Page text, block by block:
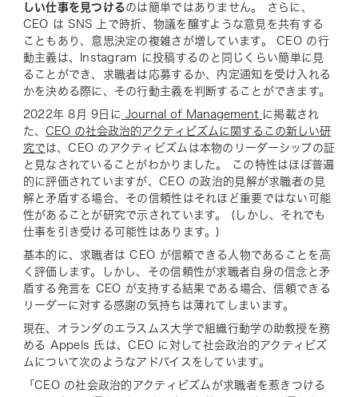
しい仕事を見つけるのは簡単ではありません。 さらに、
CEO は SNS 上で時折、物議を醸すような意見を共有する
こともあり、意思決定の複雑さが増しています。 CEO の行
動主義は、Instagram に投稿するのと同じくらい簡単に見
ることができ、求職者は応募するか、内定通知を受け入れる
かを決める際に、その行動主義を判断することができます。
2022年 8月 9日に Journal of Management に掲載され
た、CEO の社会政治的アクティビズムに関するこの新しい研
究では、CEO のアクティビズムは本物のリーダーシップの証
と見なされていることがわかりました。 この特性はほぼ普遍
的に評価されていますが、CEO の政治的見解が求職者の見
解と矛盾する場合、その信頼性はそれほど重要ではない可能
性があることが研究で示されています。 (しかし、それでも
仕事を引き受ける可能性はあります。)
基本的に、求職者は CEO が信頼できる人物であることを高
く評価します。しかし、その信頼性が求職者自身の信念と矛
盾する発言を CEO が支持する結果である場合、信頼できる
リーダーに対する感謝の気持ちは薄れてしまいます。
現在、オランダのエラスムス大学で組織行動学の助教授を務
める Appels 氏は、CEO に対して社会政治的アクティビズ
ムについて次のようなアドバイスをしています。
「CEO の社会政治的アクティビズムが求職者を惹きつける